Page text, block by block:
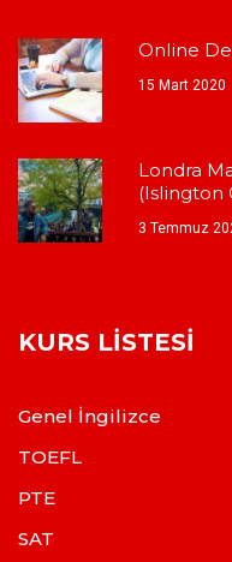
Online
15 Mart 2020
Londra
(Islington
3 Temmuz
KURS LISTESI
Genel İngilizce
TOEFL
PTE
SAT